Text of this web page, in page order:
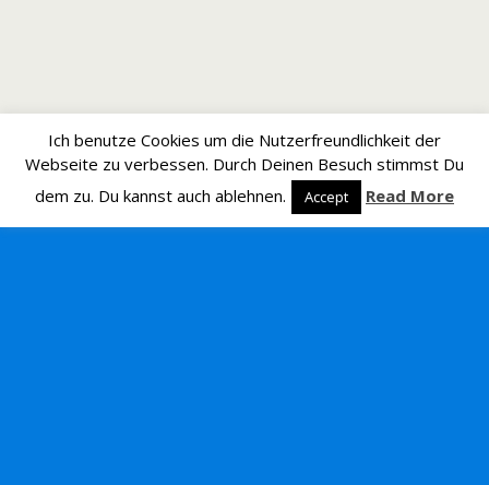
Ich benutze Cookies um die Nutzerfreundlichkeit der
Webseite zu verbessen. Durch Deinen Besuch stimmst Du
dem zu. Du kannst auch ablehnen.
Accept Read More